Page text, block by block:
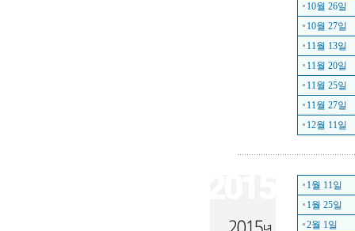
10월 26일
10월 27일
11월 13일
11월 20일
11월 25일
11월 27일
12월 11일
1월 11일
1월 25일
2월 1일